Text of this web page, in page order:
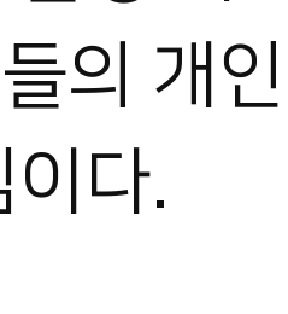
의 개
다.
기 시작했다.
지금은 국내외를 누비며 현
가며 다방면으로 성장 중이
며 끊임없이 도전한다.